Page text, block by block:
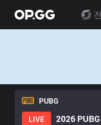
PUBG
LIVE
2026